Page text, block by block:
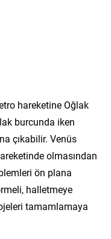
hareketine Oğlak
burcunda iken
çıkabilir. Venüs
olmasından
ön plana
halletmeye
tamamlamaya